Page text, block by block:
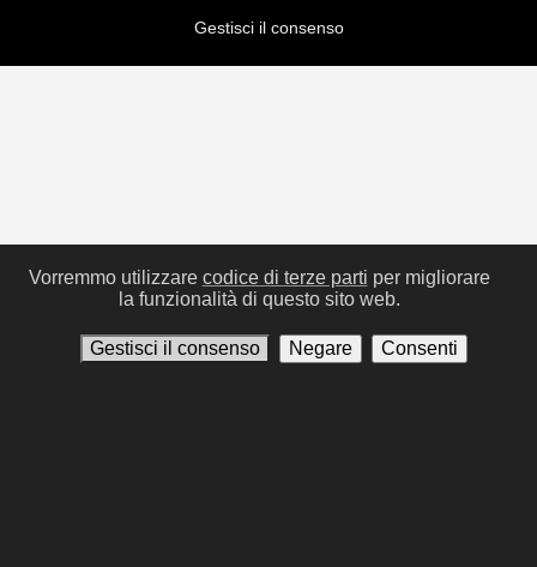
Gestisci il consenso
Vorremmo utilizzare codice di terze parti per migliorare
la funzionalità di questo sito web.
Gestisci il consenso Negare Consenti